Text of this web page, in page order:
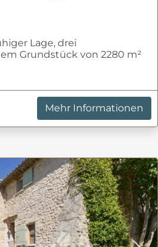
Lage, drei
Grundstück von 2280 m²
Mehr Informationen